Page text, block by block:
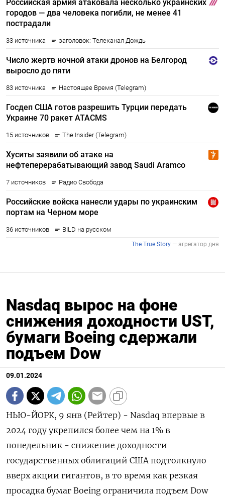
Nasdaq вырос на фоне
снижения доходности UST,
бумаги Boeing сдержали
подъем Dow
09.01.2024
НЬЮ-ЙОРК, 9 янв (Рейтер) - Nasdaq впервые в
2024 году укрепился более чем на 1% в
понедельник - снижение доходности
государственных облигаций США подтолкнуло
вверх акции гигантов, в то время как резкая
просадка бумаг Boeing ограничила подъем Dow